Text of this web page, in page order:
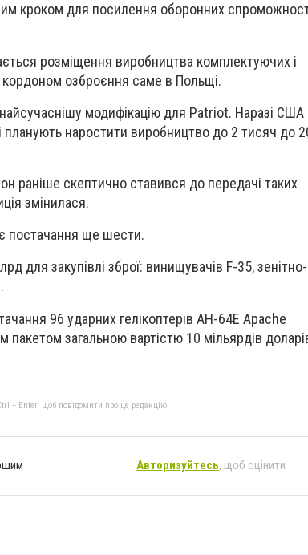
кроком для посилення оборонних
розміщення виробництва комплектуючих і
озброєння саме в Польщі.
модифікацію для Patriot. Наразі США
планують наростити виробництво до 2 тисяч до
раніше скептично ставився до передачі таких
змінилася.
постачання ще шести.
для закупівлі зброї: винищувачів F-35, зенітно-
96 ударних гелікоптерів AH-64E Apache
пакетом загальною вартістю 10 мільярдів
+ Enter, щоб повідомити про це редакцію
Авторизуйтесь, щоб оцінити